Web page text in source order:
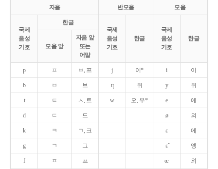
자음 반모음 모음
국제
음성
기호
한글
국제
음성
기호
한글
국제
음성
기호
한글
모음 앞
자음 앞
또는
어말
p ㅍ ㅂ, 프 j 이* i 이
b ㅂ 브 ɥ 위 y 위
t ㅌ ㅅ, 트 w 오, 우* e 에
d ㄷ 드 ø 외
k ㅋ ㄱ, 크 ɛ 에
g ㄱ 그 ɛ̃ 앵
f ㅍ 프 œ 외